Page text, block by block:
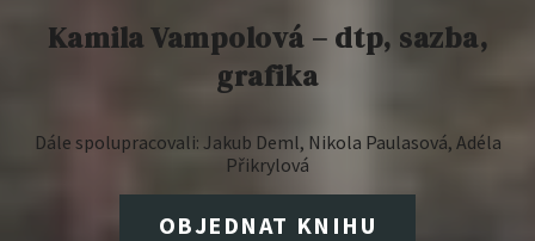
Kamila Vampolová – dtp, sazba,
grafika
Dále spolupracovali: Jakub Deml, Nikola Paulasová, Adéla
Přikrylová
OBJEDNAT KNIHU